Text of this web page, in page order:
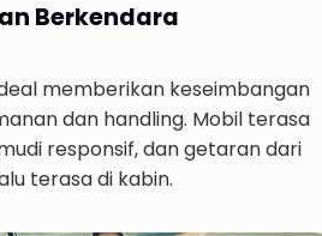
Berkendara
memberikan keseimbangan
dan handling. Mobil terasa
responsif, dan getaran dari
terasa di kabin.